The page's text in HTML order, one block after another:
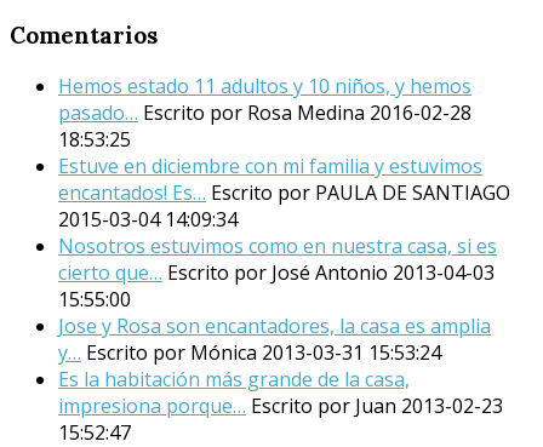
Comentarios
Hemos estado 11 adultos y 10 niños, y hemos
pasado… Escrito por Rosa Medina 2016-02-28
18:53:25
Estuve en diciembre con mi familia y estuvimos
encantados! Es… Escrito por PAULA DE SANTIAGO
2015-03-04 14:09:34
Nosotros estuvimos como en nuestra casa, si es
cierto que… Escrito por José Antonio 2013-04-03
15:55:00
Jose y Rosa son encantadores, la casa es amplia
y… Escrito por Mónica 2013-03-31 15:53:24
Es la habitación más grande de la casa,
impresiona porque… Escrito por Juan 2013-02-23
15:52:47